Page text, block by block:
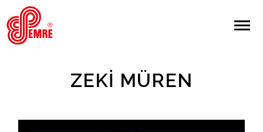
EMRE PLAK
Giriş Yap/Kayıt Ol
ZEKI MÜREN